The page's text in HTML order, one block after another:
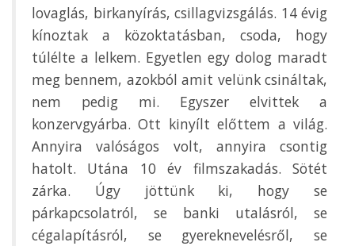
lovaglás, birkanyírás, csillagvizsgálás. 14 évig
kínoztak a közoktatásban, csoda, hogy
túlélte a lelkem. Egyetlen egy dolog maradt
meg bennem, azokból amit velünk csináltak,
nem pedig mi. Egyszer elvittek a
konzervgyárba. Ott kinyílt előttem a világ.
Annyira valóságos volt, annyira csontig
hatolt. Utána 10 év filmszakadás. Sötét
zárka. Úgy jöttünk ki, hogy se
párkapcsolatról, se banki utalásról, se
cégalapításról, se gyereknevelésről, se